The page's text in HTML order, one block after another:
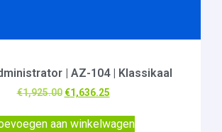
| AZ-104 | Klassikaal
€1,925.00 €1,636.25
aan winkelwagen